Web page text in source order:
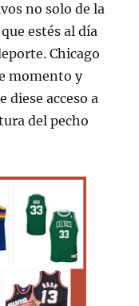
no solo de la
estés al día
Chicago
momento y
diese acceso a
del pecho